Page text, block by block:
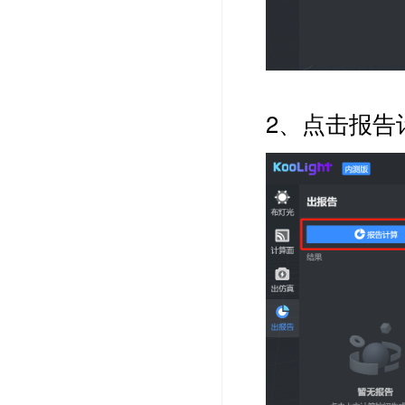
2、点击报告